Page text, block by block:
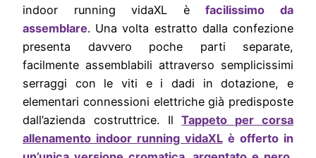
indoor running vidaXL èfacilissimo da
assemblare. Una volta estratto dalla confezione
presenta davvero poche parti separate,
facilmente assemblabili attraverso semplicissimi
serraggi con le viti e i dadi in dotazione, e
elementari connessioni elettriche già predisposte
dall’azienda costruttrice. IlTappeto per corsa
allenamento indoor running vidaXL è offerto in